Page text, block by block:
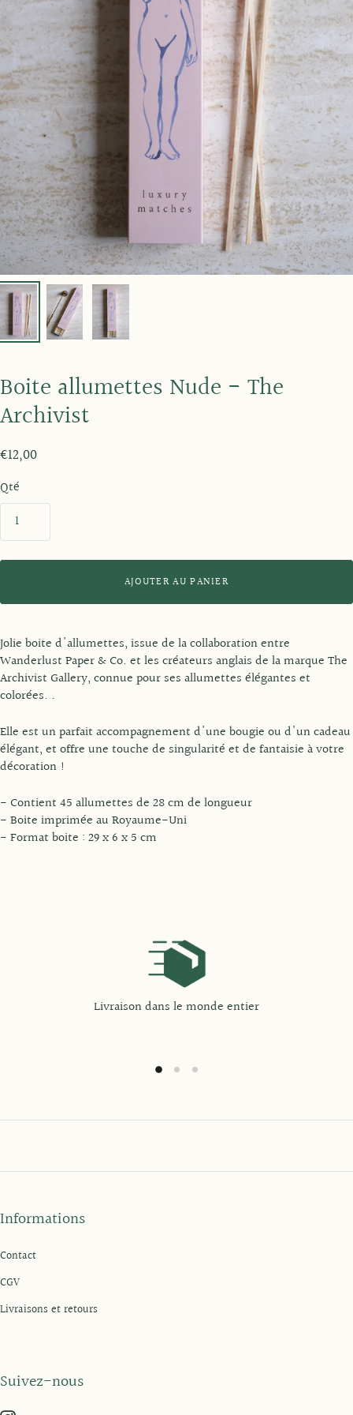
Boite allumettes Nude - The
Archivist
€12,00
Qté
AJOUTER AU PANIER
Jolie boite d'allumettes, issue de la collaboration entre
Wanderlust Paper & Co. et les créateurs anglais de la marque The
Archivist Gallery, connue pour ses allumettes élégantes et
colorées. .
Elle est un parfait accompagnement d'une bougie ou d'un cadeau
élégant, et offre une touche de singularité et de fantaisie à votre
décoration !
- Contient 45 allumettes de 28 cm de longueur
- Boite imprimée au Royaume-Uni
- Format boite : 29 x 6 x 5 cm
Livraison dans le monde entier
Informations
Contact
CGV
Livraisons et retours
Suivez-nous